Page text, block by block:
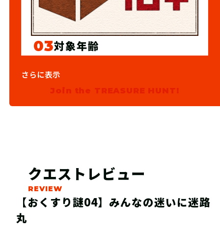
03対象年齢
12歳以上
さらに表示
Join the TREASURE HUNT!
クエストレビュー
【おくすり謎04】みんなの迷いに迷路
丸